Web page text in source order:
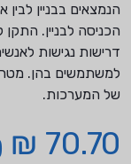
הנמצאים בבניין
הכניסה לבניין.
דרישות נגישות
למשתמשים בהן.
של המערכות.
70.70 ₪